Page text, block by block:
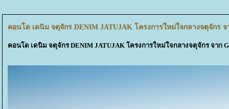
คอนโด เดนิม จตุจักร DENIM JATUJAK โครงการใหม่ใจกลางจตุจักร จ
คอนโด เดนิม จตุจักร DENIM JATUJAK โครงการใหม่ใจกลางจตุจักร จาก